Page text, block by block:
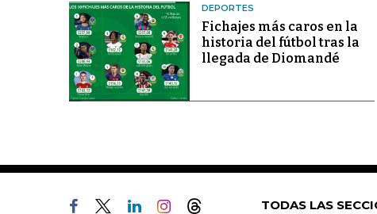
DEPORTES
Fichajes más caros en la
historia del fútbol tras la
llegada de Diomandé
TODAS LAS